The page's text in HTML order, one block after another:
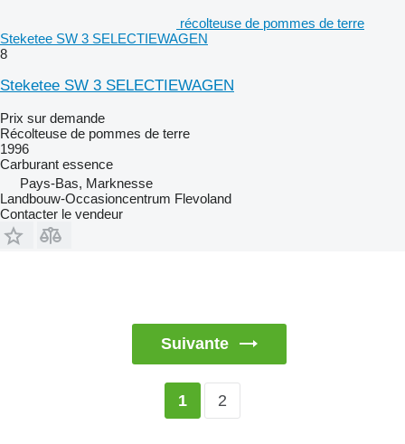
récolteuse de pommes de terre
Steketee SW 3 SELECTIEWAGEN
8
Steketee SW 3 SELECTIEWAGEN
Prix sur demande
Récolteuse de pommes de terre
1996
Carburant essence
Pays-Bas, Marknesse
Landbouw-Occasioncentrum Flevoland
Contacter le vendeur
Suivante
1 2